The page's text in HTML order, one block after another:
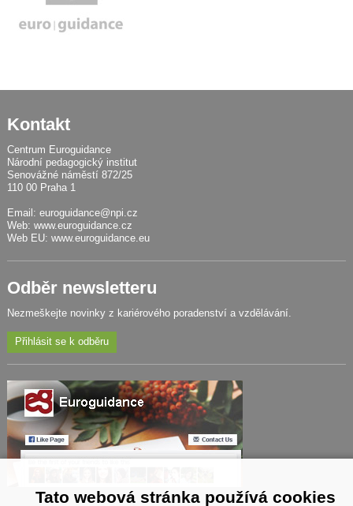
Kontakt
Centrum Euroguidance
Národní pedagogický institut
Senovážné náměstí 872/25
110 00 Praha 1
Email: euroguidance@npi.cz
Web: www.euroguidance.cz
Web EU: www.euroguidance.eu
Odběr newsletteru
Nezmeškejte novinky z kariérového poradenství a vzdělávání.
Přihlásit se k odběru
Tato webová stránka používá cookies